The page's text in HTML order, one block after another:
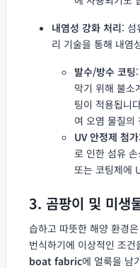
내염성 강화 처리: 섬
리 기술을 통해 내염
발수/방수 코팅
막기 위해 불
팅이 적용됩니
여 오염 물질의
UV 안정제 첨가
로 인한 섬유
또는 코팅제에
3. 곰팡이 및 미생
습하고 따뜻한 해양 환경
번식하기에 이상적인 조
boat fabric에 얼룩을 남